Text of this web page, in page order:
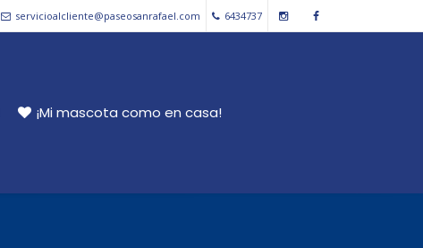
servicioalcliente@paseosanrafael.com 6434737
¡Mi mascota como en casa!